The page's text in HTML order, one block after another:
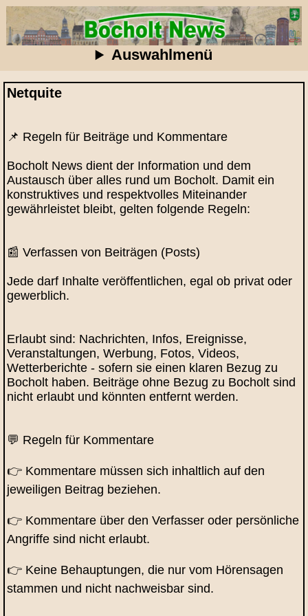
Auswahlmenü
Netquite
📌 Regeln für Beiträge und Kommentare
Bocholt News dient der Information und dem
Austausch über alles rund um Bocholt. Damit ein
konstruktives und respektvolles Miteinander
gewährleistet bleibt, gelten folgende Regeln:
📰 Verfassen von Beiträgen (Posts)
Jede darf Inhalte veröffentlichen, egal ob privat oder
gewerblich.
Erlaubt sind: Nachrichten, Infos, Ereignisse,
Veranstaltungen, Werbung, Fotos, Videos,
Wetterberichte - sofern sie einen klaren Bezug zu
Bocholt haben. Beiträge ohne Bezug zu Bocholt sind
nicht erlaubt und könnten entfernt werden.
💬 Regeln für Kommentare
👉 Kommentare müssen sich inhaltlich auf den
jeweiligen Beitrag beziehen.
👉 Kommentare über den Verfasser oder persönliche
Angriffe sind nicht erlaubt.
👉 Keine Behauptungen, die nur vom Hörensagen
stammen und nicht nachweisbar sind.